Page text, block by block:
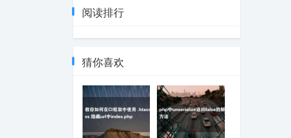
阅读排行
猜你喜欢